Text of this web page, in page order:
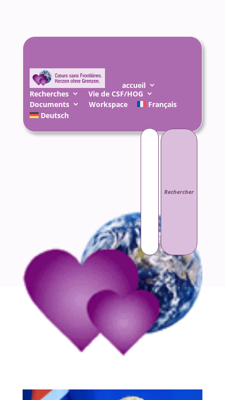
accueil
Recherches
Vie de CSF/HOG
Documents
Workspace
Français
Deutsch
Rechercher :